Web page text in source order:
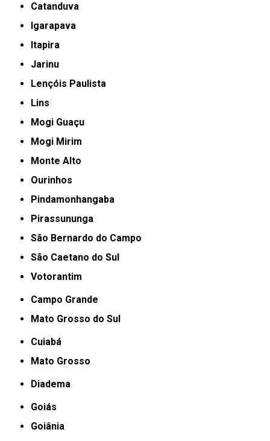
Catanduva
Igarapava
Itapira
Jarinu
Lençóis Paulista
Lins
Mogi Guaçu
Mogi Mirim
Monte Alto
Ourinhos
Pindamonhangaba
Pirassununga
São Bernardo do Campo
São Caetano do Sul
Votorantim
Campo Grande
Mato Grosso do Sul
Cuiabá
Mato Grosso
Diadema
Goiás
Goiânia